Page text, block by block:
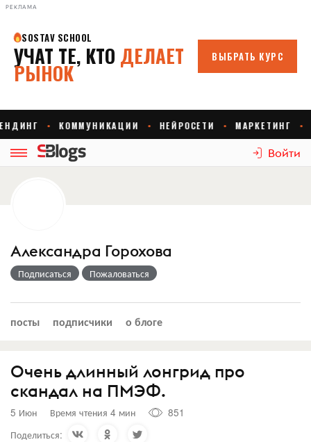
РЕКЛАМА
Войти
Александра Горохова
Подписаться Пожаловаться
посты подписчики о блоге
Очень длинный лонгрид про
скандал на ПМЭФ.
5 Июн Время чтения 4 мин
851
Поделиться: